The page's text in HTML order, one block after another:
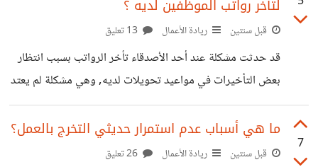
لتأخر رواتب الموظفين لديه ؟
قبل سنتين ريادة الأعمال
قد حدثت مشكلة عند أحد الأصدقاء تأخر الرواتب بسبب انتظار
بعض التأخيرات في مواعيد تحويلات لديه, وهي مشكلة لم يعتد
عليها الموظفون, في رأيك كيف يتم التعامل مع هذا حتى لا يشعر
الفريق بالضجر ؟
7
ما هي أسباب عدم استمرار حديثي التخرج بالعمل؟
قبل سنتين ريادة الأعمال